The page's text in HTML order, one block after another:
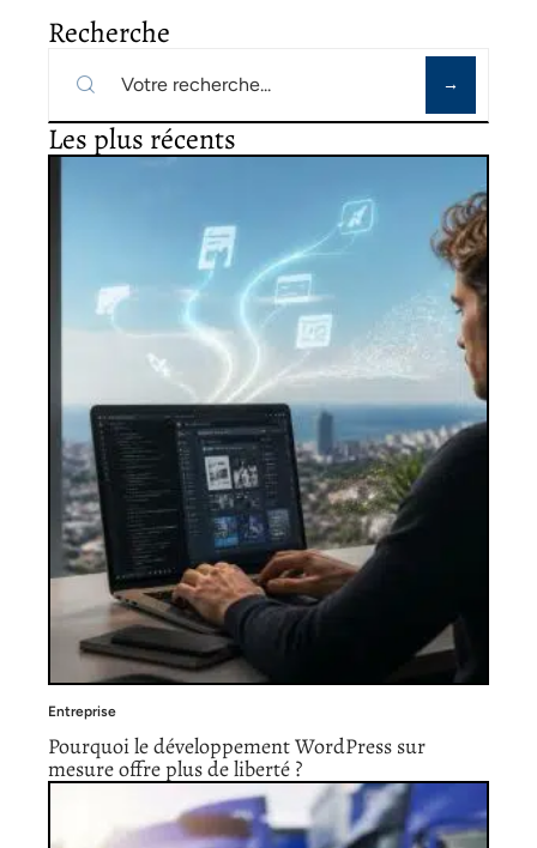
Recherche
Les plus récents
Entreprise
Pourquoi le développement WordPress sur
mesure offre plus de liberté ?